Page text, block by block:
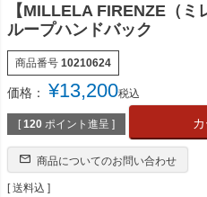
【MILLELA FIRENZE（ミ
ループハンドバック
商品番号 10210624
価格： ¥13,200税込
[ 120 ポイント進呈 ]
商品についてのお問い合わせ
送料込